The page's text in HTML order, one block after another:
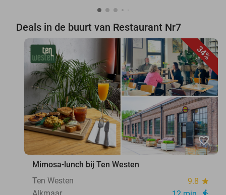
Deals in de buurt van Restaurant Nr7
34%
favorite_border
Mimosa-lunch bij Ten Westen
Ten Westen
9.8 star